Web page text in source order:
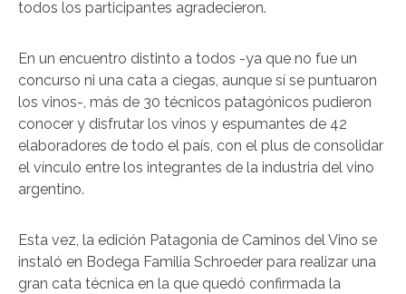
todos los participantes agradecieron.
En un encuentro distinto a todos -ya que no fue un
concurso ni una cata a ciegas, aunque sí se puntuaron
los vinos-, más de 30 técnicos patagónicos pudieron
conocer y disfrutar los vinos y espumantes de 42
elaboradores de todo el país, con el plus de consolidar
el vínculo entre los integrantes de la industria del vino
argentino.
Esta vez, la edición Patagonia de Caminos del Vino se
instaló en Bodega Familia Schroeder para realizar una
gran cata técnica en la que quedó confirmada la